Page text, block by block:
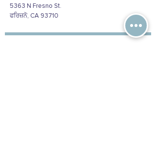
5363 N Fresno St.
ਫਰਿਜ਼ਨੋ, CA 93710